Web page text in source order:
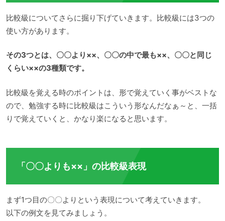
比較級についてさらに掘り下げていきます。比較級には3つの
使い方があります。
その3つとは、〇〇より××、〇〇の中で最も××、〇〇と同じ
くらい××の3種類です。
比較級を覚える時のポイントは、形で覚えていく事がベストな
ので、勉強する時に比較級はこういう形なんだなぁ～と、一括
りで覚えていくと、かなり楽になると思います。
「〇〇よりも××」の比較級表現
まず1つ目の〇〇よりという表現について考えていきます。
以下の例文を見てみましょう。